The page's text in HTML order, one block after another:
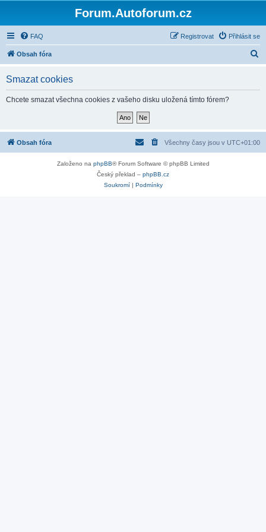
Forum.Autoforum.cz
FAQ Přihlásit se
Registrovat
Obsah fóra
Smazat cookies
Chcete smazat všechna cookies z vašeho disku uložená tímto fórem?
Obsah fóra Všechny časy jsou v UTC+01:00
Založeno na phpBB® Forum Software © phpBB Limited
Český překlad – phpBB.cz
Soukromí| Podmínky